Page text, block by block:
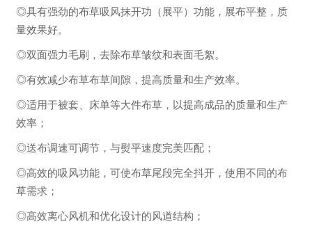
◎具有强劲的布草吸风抹开功（展平）功能，展布平整，质
量效果好。
◎双面强力毛刷，去除布草皱纹和表面毛絮。
◎有效减少布草布草间隙，提高质量和生产效率。
◎适用于被套、床单等大件布草，以提高成品的质量和生产
效率；
◎送布调速可调节，与熨平速度完美匹配；
◎高效的吸风功能，可使布草尾段完全抖开，使用不同的布
草需求；
◎高效离心风机和优化设计的风道结构；